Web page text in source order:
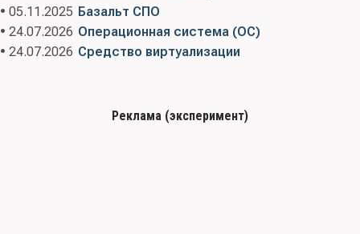
• 05.11.2025 Базальт СПО
• 24.07.2026 Операционная система (ОС)
• 24.07.2026 Средство виртуализации
Реклама (эксперимент)